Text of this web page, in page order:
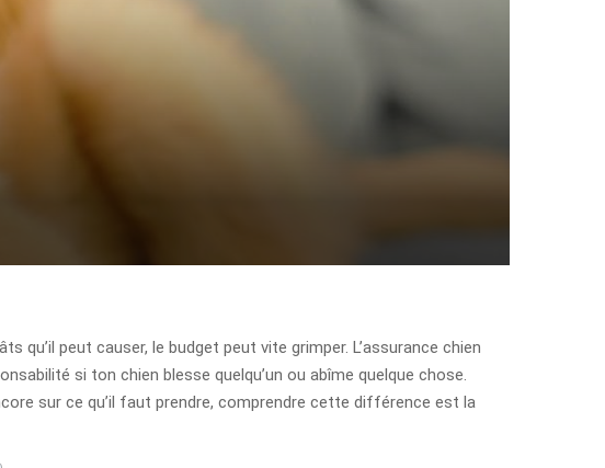
qu’il peut causer, le budget peut vite grimper. L’assurance chien
si ton chien blesse quelqu’un ou abîme quelque chose.
sur ce qu’il faut prendre, comprendre cette différence est la